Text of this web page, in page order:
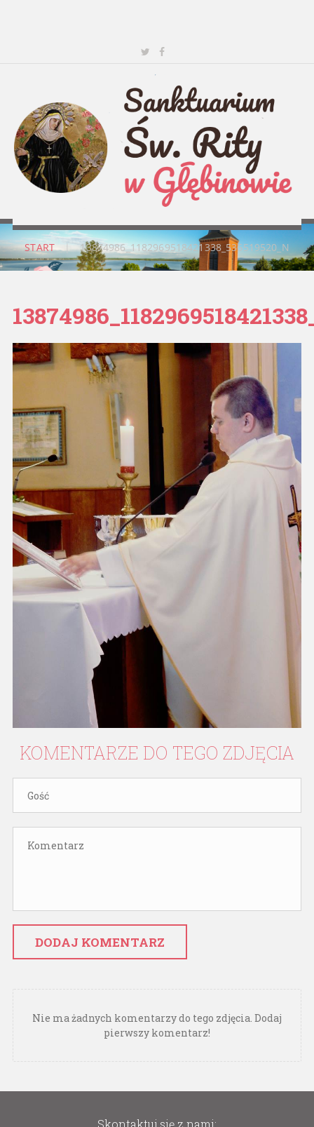
START | 13874986_1182969518421338_536519520_N
KOMENTARZE DO TEGO ZDJĘCIA
DODAJ KOMENTARZ
Nie ma żadnych komentarzy do tego zdjęcia. Dodaj
pierwszy komentarz!